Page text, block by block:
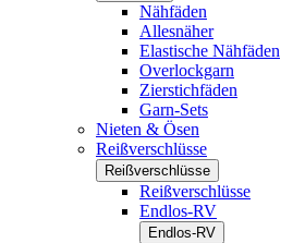
Nähfäden
Allesnäher
Elastische Nähfäden
Overlockgarn
Zierstichfäden
Garn-Sets
Nieten & Ösen
Reißverschlüsse
Reißverschlüsse
Reißverschlüsse
Endlos-RV
Endlos-RV